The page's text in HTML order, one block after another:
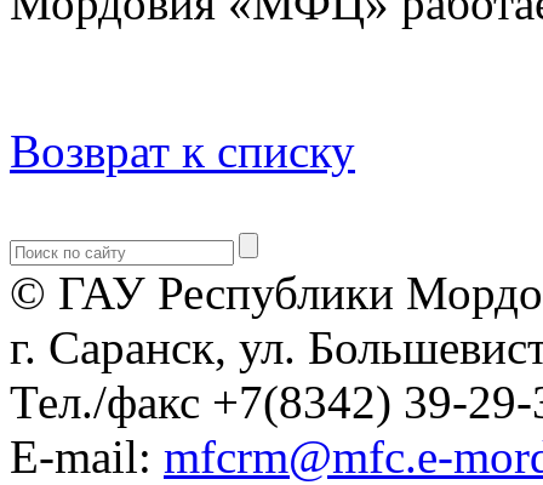
Возврат к списку
© ГАУ Республики
г. Саранск, ул.
Тел./факс +7(8342) 39-29-
E-mail: mfcrm@mfc.e-